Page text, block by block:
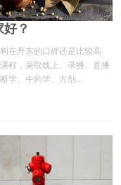
？
在丹东的口碑还是比较高
程，采取线上、录播、直播
学、中药学、方剂...